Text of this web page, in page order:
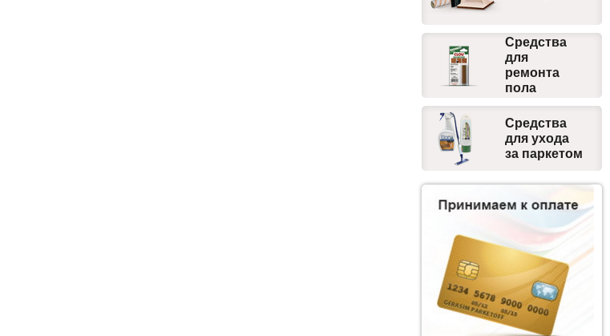
Средства
для
ремонта
пола
Средства
для ухода
за паркетом